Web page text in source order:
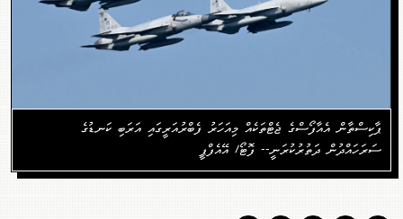
ޕާކިސްތާން އެއާފޯސްގެ ޖެޓްތަކެއް މިއަހަރު ފެބްރުއަރީގައި އަރަބި ކަނޑުގެ
ސަރަހައްދުން ދަތުރުކުރަނީ-- ފޮޓޯ/ އޭއެފްޕީ